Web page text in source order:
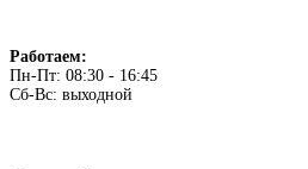
Работаем:
Пн-Пт: 08:30 - 16:45
Сб-Вс: выходной